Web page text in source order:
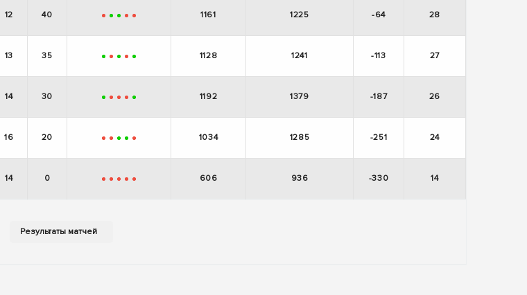
12 40 - + + - - 1161 1225 -64 28
13 35 + - + - + 1128 1241 -113 27
14 30 + - - - + 1192 1379 -187 26
16 20 - - + + - 1034 1285 -251 24
14 0 - - - - - 606 936 -330 14